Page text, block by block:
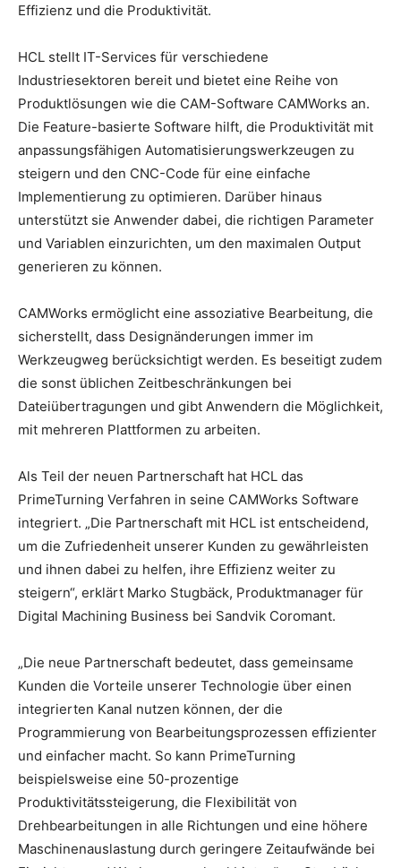
Effizienz und die Produktivität.
HCL stellt IT-Services für verschiedene
Industriesektoren bereit und bietet eine Reihe von
Produktlösungen wie die CAM-Software CAMWorks an.
Die Feature-basierte Software hilft, die Produktivität mit
anpassungsfähigen Automatisierungswerkzeugen zu
steigern und den CNC-Code für eine einfache
Implementierung zu optimieren. Darüber hinaus
unterstützt sie Anwender dabei, die richtigen Parameter
und Variablen einzurichten, um den maximalen Output
generieren zu können.
CAMWorks ermöglicht eine assoziative Bearbeitung, die
sicherstellt, dass Designänderungen immer im
Werkzeugweg berücksichtigt werden. Es beseitigt zudem
die sonst üblichen Zeitbeschränkungen bei
Dateiübertragungen und gibt Anwendern die Möglichkeit,
mit mehreren Plattformen zu arbeiten.
Als Teil der neuen Partnerschaft hat HCL das
PrimeTurning Verfahren in seine CAMWorks Software
integriert. „Die Partnerschaft mit HCL ist entscheidend,
um die Zufriedenheit unserer Kunden zu gewährleisten
und ihnen dabei zu helfen, ihre Effizienz weiter zu
steigern“, erklärt Marko Stugbäck, Produktmanager für
Digital Machining Business bei Sandvik Coromant.
„Die neue Partnerschaft bedeutet, dass gemeinsame
Kunden die Vorteile unserer Technologie über einen
integrierten Kanal nutzen können, der die
Programmierung von Bearbeitungsprozessen effizienter
und einfacher macht. So kann PrimeTurning
beispielsweise eine 50-prozentige
Produktivitätssteigerung, die Flexibilität von
Drehbearbeitungen in alle Richtungen und eine höhere
Maschinenauslastung durch geringere Zeitaufwände bei